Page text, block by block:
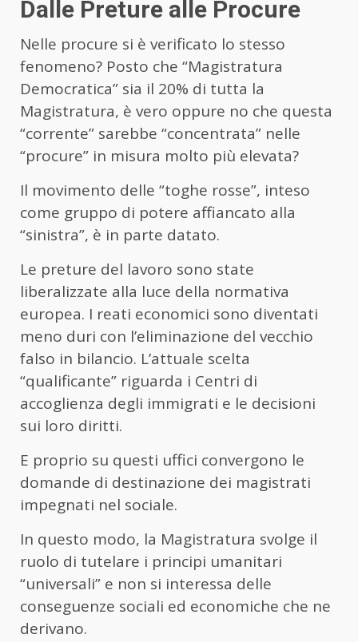
Dalle Preture alle Procure
Nelle procure si è verificato lo stesso
fenomeno? Posto che “Magistratura
Democratica” sia il 20% di tutta la
Magistratura, è vero oppure no che questa
“corrente” sarebbe “concentrata” nelle
“procure” in misura molto più elevata?
Il movimento delle “toghe rosse”, inteso
come gruppo di potere affiancato alla
“sinistra”, è in parte datato.
Le preture del lavoro sono state
liberalizzate alla luce della normativa
europea. I reati economici sono diventati
meno duri con l’eliminazione del vecchio
falso in bilancio. L’attuale scelta
“qualificante” riguarda i Centri di
accoglienza degli immigrati e le decisioni
sui loro diritti.
E proprio su questi uffici convergono le
domande di destinazione dei magistrati
impegnati nel sociale.
In questo modo, la Magistratura svolge il
ruolo di tutelare i principi umanitari
“universali” e non si interessa delle
conseguenze sociali ed economiche che ne
derivano.